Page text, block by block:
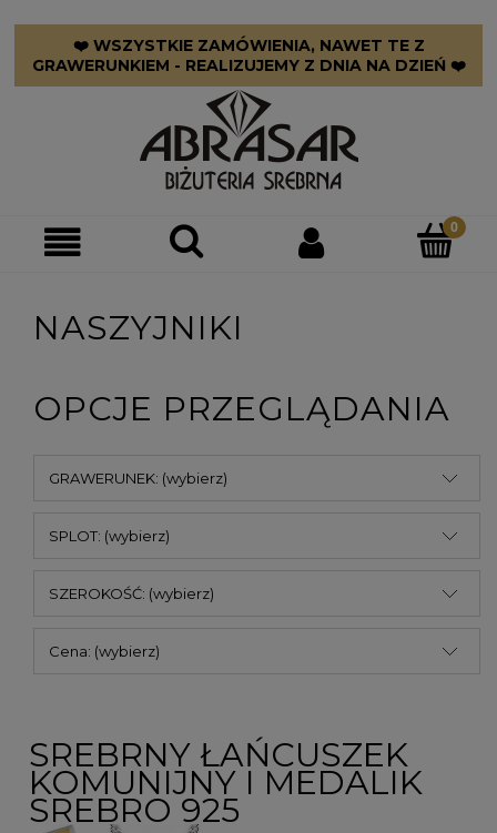
❤️ WSZYSTKIE ZAMÓWIENIA, NAWET TE Z
GRAWERUNKIEM - REALIZUJEMY Z DNIA NA DZIEŃ ❤️
NASZYJNIKI
OPCJE PRZEGLĄDANIA
GRAWERUNEK: (wybierz)
SPLOT: (wybierz)
SZEROKOŚĆ: (wybierz)
Cena: (wybierz)
SREBRNY ŁAŃCUSZEK
KOMUNIJNY I MEDALIK
SREBRO 925